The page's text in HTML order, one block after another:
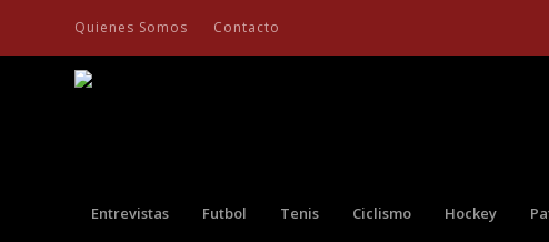
Quienes Somos Contacto
Entrevistas Futbol Tenis Ciclismo Hockey